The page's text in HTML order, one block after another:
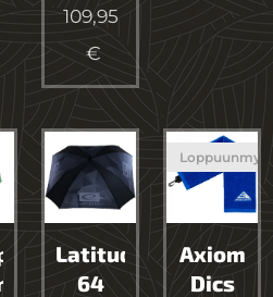
109,95
€
Latitude
64
Axiom
Dics